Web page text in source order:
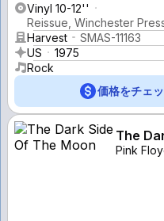
Vinyl 10-12''
Reissue, Winchester
Harvest
SMAS-11163
US
1975
Rock
価格をチェ
The
Pink